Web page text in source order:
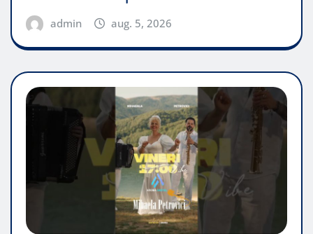
admin aug. 5, 2026